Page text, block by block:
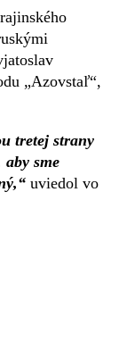
„Azovstaľ“,
tretej strany
sme
uviedol vo